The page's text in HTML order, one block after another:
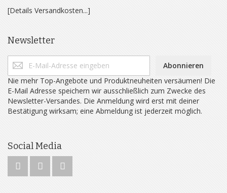
[Details Versandkosten...]
Newsletter
Abonnieren
Nie mehr Top-Angebote und Produktneuheiten versäumen! Die
E-Mail Adresse speichern wir ausschließlich zum Zwecke des
Newsletter-Versandes. Die Anmeldung wird erst mit deiner
Bestätigung wirksam; eine Abmeldung ist jederzeit möglich.
Social Media